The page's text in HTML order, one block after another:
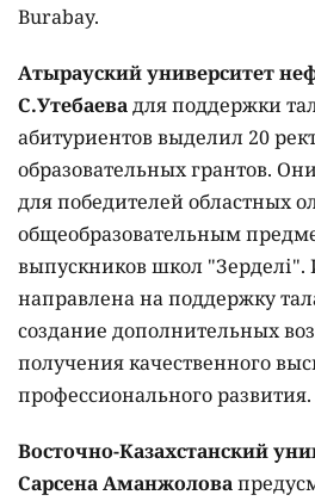
Burabay.
Атырауский университет
С.Утебаевадля поддержки
абитуриентов выделил 20
образовательных грантов.
для победителей областных
общеобразовательным
выпускников школ
направлена на поддержку
создание дополнительных
получения качественного
профессионального развития.
Восточно-Казахстанский
Сарсена Аманжолова